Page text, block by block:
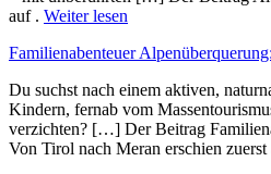
auf . Weiter lesen
Familienabenteuer
Du suchst nach einem aktiven,
Kindern, fernab vom
verzichten? […] Der Beitrag
Von Tirol nach Meran erschien zuerst